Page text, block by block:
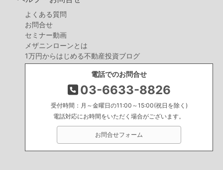
よくある質問
お問合せ
セミナー動画
メザニンローンとは
1万円からはじめる不動産投資ブログ
電話でのお問合せ
03-6633-8826
受付時間：月～金曜日の11:00～15:00(祝日を除く)
電話対応にお時間をいただく場合がございます。
お問合せフォーム